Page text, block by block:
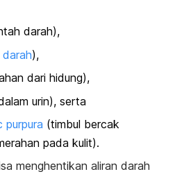
darah),
),
dari hidung),
urin), serta
(timbul bercak
pada kulit).
menghentikan aliran darah